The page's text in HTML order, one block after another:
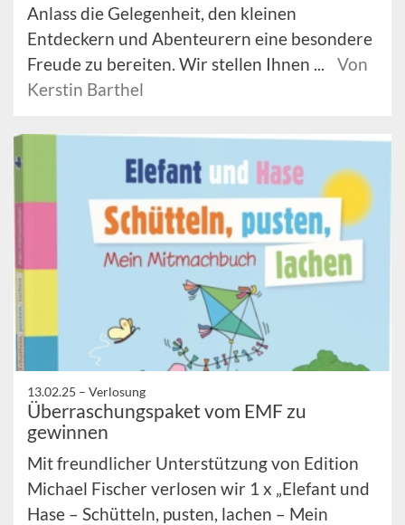
Anlass die Gelegenheit, den kleinen
Entdeckern und Abenteurern eine besondere
Freude zu bereiten. Wir stellen Ihnen ...
Von
Kerstin Barthel
13.02.25 – Verlosung
Überraschungspaket vom EMF zu
gewinnen
Mit freundlicher Unterstützung von Edition
Michael Fischer verlosen wir 1 x „Elefant und
Hase – Schütteln, pusten, lachen – Mein